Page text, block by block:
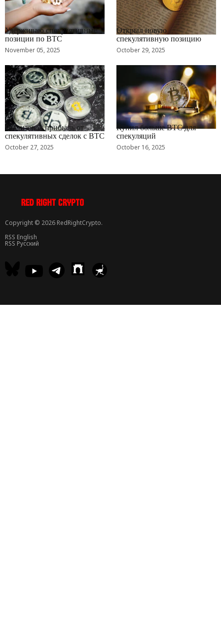
RRCNEWS_RU
Удерживаю спекулятивные
позиции по BTC
November 05, 2025
RRCNEWS_RU
Открыл новую
спекулятивную позицию
October 29, 2025
RRCNEWS_RU
Реализовал прибыль от
спекулятивных сделок с BTC
October 27, 2025
RRCNEWS_RU
Купил больше BTC для
спекуляций
October 16, 2025
Copyright © 2026 RedRightCrypto.
RSS English
RSS Русский